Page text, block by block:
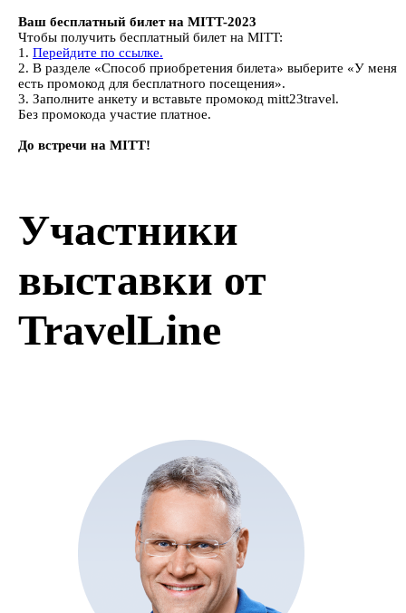
Ваш бесплатный билет на MITT-2023
Чтобы получить бесплатный билет на MITT:
1. Перейдите по ссылке.
2. В разделе «Способ приобретения билета» выберите «У меня
есть промокод для бесплатного посещения».
3. Заполните анкету и вставьте промокод mitt23travel.
Без промокода участие платное.
До встречи на MITT!
Участники
выставки от
TravelLine